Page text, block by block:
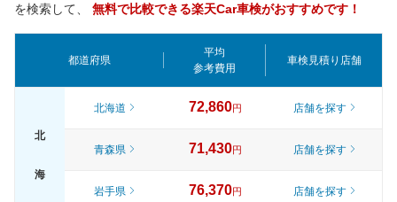
を検索して、 無料で比較できる楽天Car車検がおすすめです！
都道府県
平均
参考費用
車検見積り店舗
北
海
北海道 72,860円 店舗を探す
青森県 71,430円 店舗を探す
岩手県 76,370円 店舗を探す